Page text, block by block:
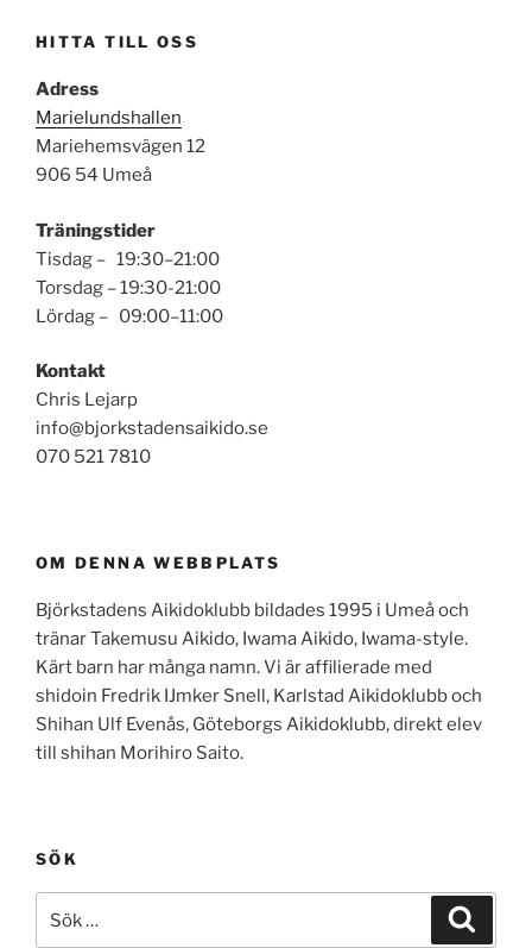
HITTA TILL OSS
Adress
Marielundshallen
Mariehemsvägen 12
906 54 Umeå
Träningstider
Tisdag – 19:30–21:00
Torsdag – 19:30-21:00
Lördag – 09:00–11:00
Kontakt
Chris Lejarp
info@bjorkstadensaikido.se
070 521 7810
OM DENNA WEBBPLATS
Björkstadens Aikidoklubb bildades 1995 i Umeå och
tränar Takemusu Aikido, Iwama Aikido, Iwama-style.
Kärt barn har många namn. Vi är affilierade med
shidoin Fredrik IJmker Snell, Karlstad Aikidoklubb och
Shihan Ulf Evenås, Göteborgs Aikidoklubb, direkt elev
till shihan Morihiro Saito.
SÖK
efter: